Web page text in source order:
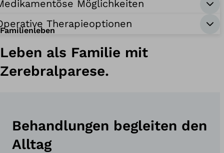
Möglichkeiten
Therapieoptionen
Familienleben
Leben als Familie mit
Zerebralparese.
Behandlungen begleiten den
Alltag